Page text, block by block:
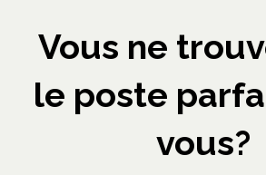
Vous ne
le poste
vous?